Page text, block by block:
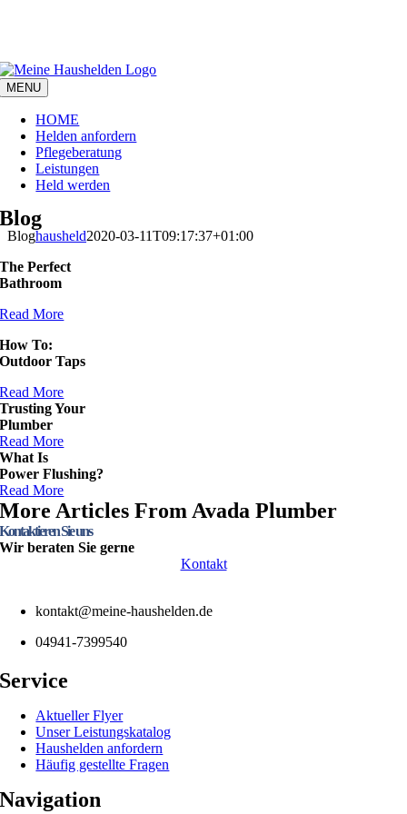
MENU
HOME
Helden anfordern
Pflegeberatung
Leistungen
Held werden
Blog
Bloghausheld2020-03-11T09:17:37+01:00
The Perfect
Bathroom
Read More
How To:
Outdoor Taps
Read More
Trusting Your
Plumber
Read More
What Is
Power Flushing?
Read More
More Articles From Avada Plumber
Kontaktieren Sie uns
Wir beraten Sie gerne
Kontakt
kontakt@meine-haushelden.de
04941-7399540
Service
Aktueller Flyer
Unser Leistungskatalog
Haushelden anfordern
Häufig gestellte Fragen
Navigation